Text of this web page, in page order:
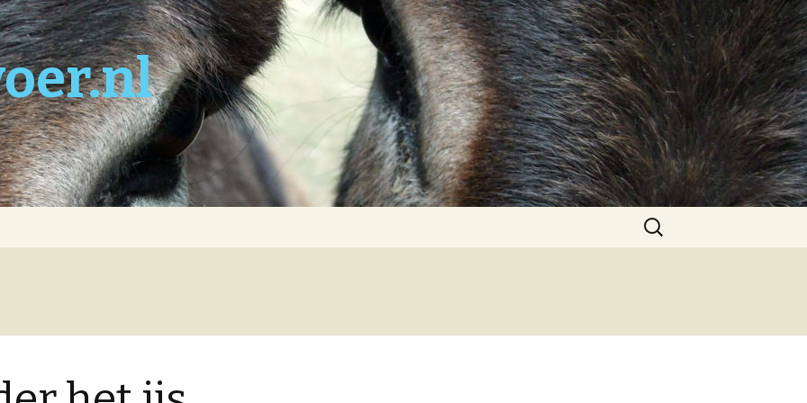
Zoeken
naar: